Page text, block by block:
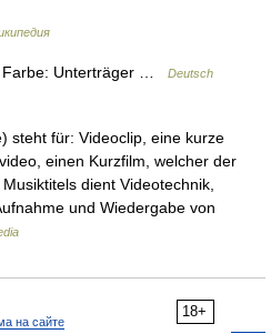
Unterträger …
Deutsch
steht für: Videoclip, eine kurze
einen Kurzfilm, welcher der
dient Videotechnik,
und Wiedergabe von
18+
на сайте